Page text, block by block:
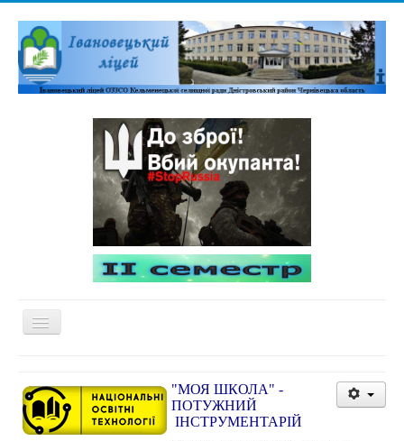
Перемикач
навігації
Адміністративна
Самоврядування
"МОЯ ШКОЛА" -
ПОТУЖНИЙ
ІНСТРУМЕНТАРІЙ